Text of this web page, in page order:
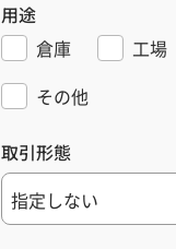
用途
倉庫
工場
その他
取引形態